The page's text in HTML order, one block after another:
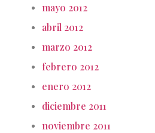
mayo 2012
abril 2012
marzo 2012
febrero 2012
enero 2012
diciembre 2011
noviembre 2011